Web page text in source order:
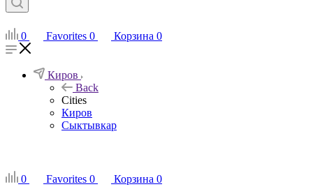
0 Favorites 0 Корзина 0
Киров
Back
Cities
Киров
Сыктывкар
0
Favorites 0 Корзина 0